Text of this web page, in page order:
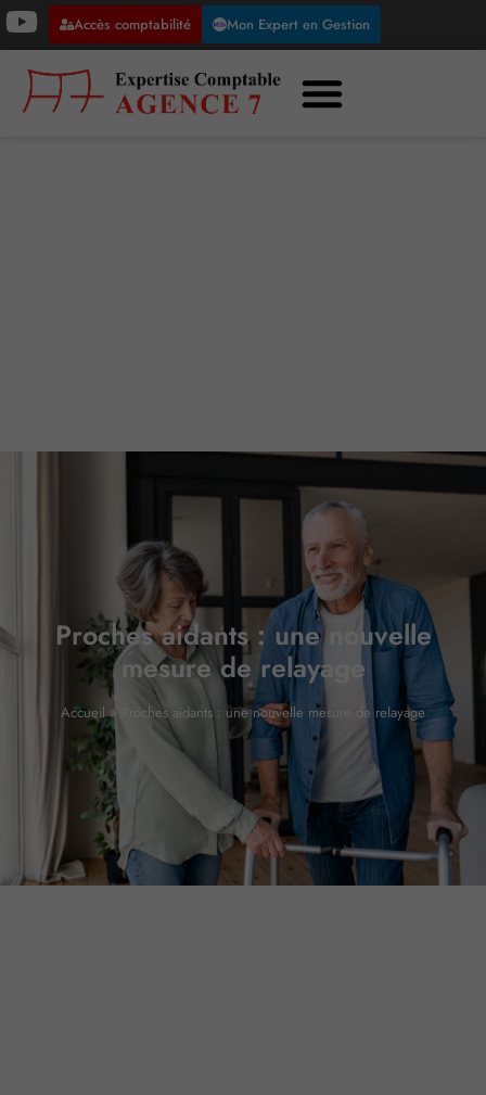
Accès comptabilité Mon Expert en Gestion
Proches aidants : une nouvelle
mesure de relayage
Accueil» Proches aidants : une nouvelle mesure de relayage